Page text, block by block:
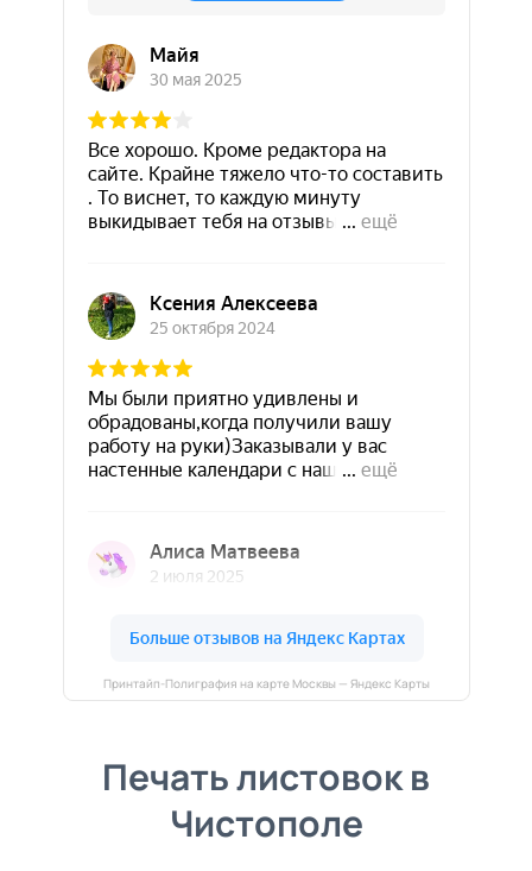
Принтайп-Полиграфия на карте Москвы — Яндекс Карты
Печать листовок в
Чистополе